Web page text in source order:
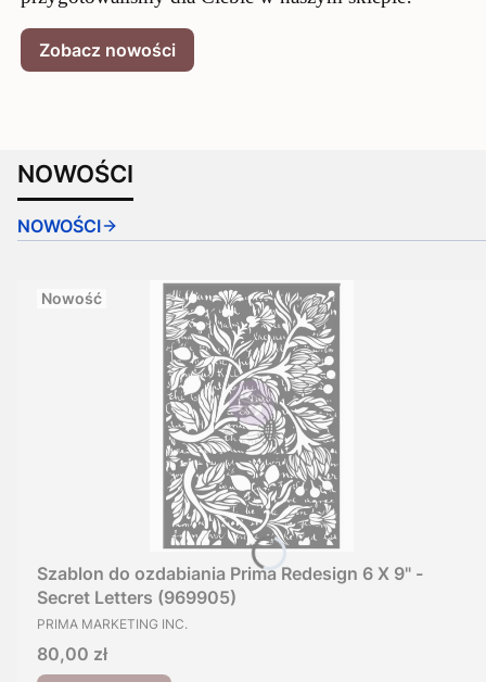
Zobacz nowości
NOWOŚCI
NOWOŚCI
Nowość
Szablon do ozdabiania Prima Redesign 6 X 9" -
Secret Letters (969905)
PRODUCENT
PRIMA MARKETING INC.
Cena
80,00 zł